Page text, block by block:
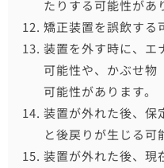
たりする可能性があ
矯正装置を誤飲する
装置を外す時に、エ
可能性や、かぶせ物
可能性があります。
装置が外れた後、保
と後戻りが生じる可
装置が外れた後、現